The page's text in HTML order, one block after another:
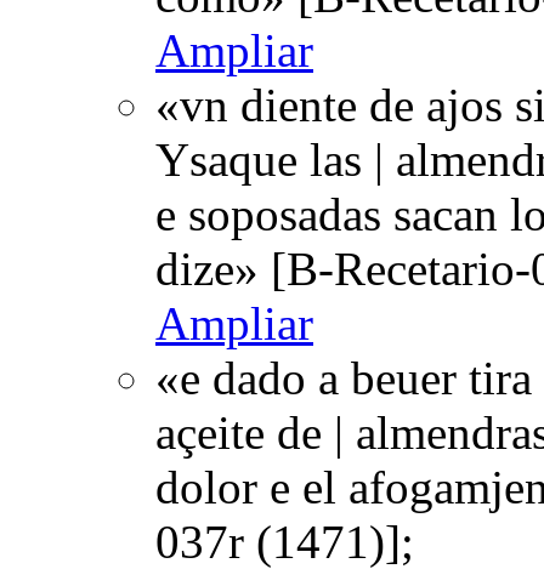
Ampliar
«vn diente de ajos
Ysaque las |
e soposadas sacan
dize» [B-
Ampliar
«e dado a beuer
açeite de |
dolor e el
037r (1471)];